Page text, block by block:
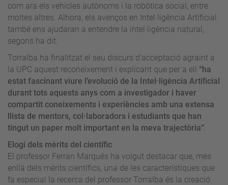
com ara els vehicles autònoms i la robòtica social, entre
moltes altres. Alhora, els avenços en Intel·ligència Artificial
també ens ajudaran a entendre la intel·ligència natural,
segons ha dit.
Torralba ha finalitzat el seu discurs d’acceptació agraint a
la UPC aquest reconeixement i explicant que per a ell “ha
estat fascinant viure l’evolució de la Intel·ligència Artificial
durant tots aquests anys com a investigador i haver
compartit coneixements i experiències amb una extensa
llista de mentors, col·laboradors i estudiants que han
tingut un paper molt important en la meva trajectòria”
Elogi dels mèrits del científic
El professor Ferran Marqués ha volgut destacar que, més
enllà dels mèrits científics, una de les característiques que
fa especial la recerca del professor Torralba és la creació